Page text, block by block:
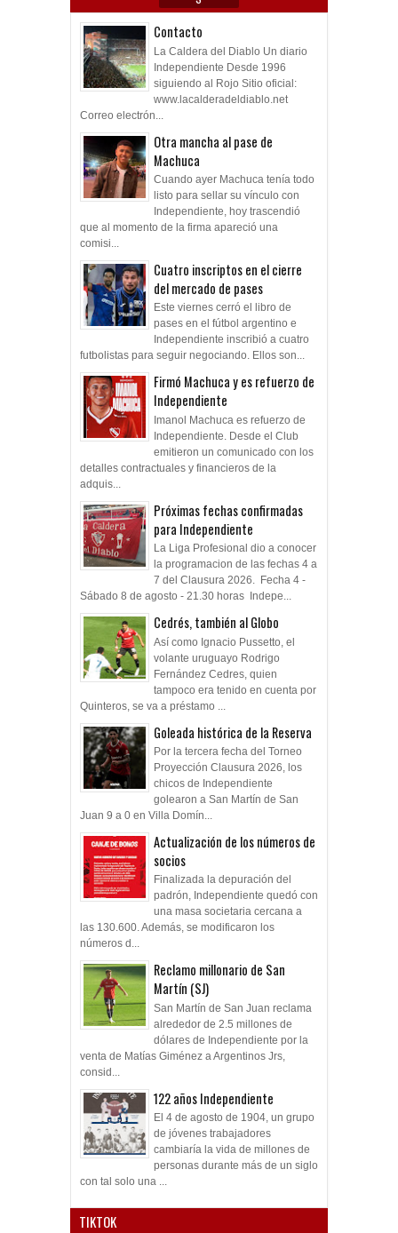
Contacto
La Caldera del Diablo Un diario
Independiente Desde 1996
siguiendo al Rojo Sitio oficial:
www.lacalderadeldiablo.net
Correo electrón...
Otra mancha al pase de
Machuca
Cuando ayer Machuca tenía todo
listo para sellar su vínculo con
Independiente, hoy trascendió
que al momento de la firma apareció una
comisi...
Cuatro inscriptos en el cierre
del mercado de pases
Este viernes cerró el libro de
pases en el fútbol argentino e
Independiente inscribió a cuatro
futbolistas para seguir negociando. Ellos son...
Firmó Machuca y es refuerzo de
Independiente
Imanol Machuca es refuerzo de
Independiente. Desde el Club
emitieron un comunicado con los
detalles contractuales y financieros de la
adquis...
Próximas fechas confirmadas
para Independiente
La Liga Profesional dio a conocer
la programacion de las fechas 4 a
7 del Clausura 2026. Fecha 4 -
Sábado 8 de agosto - 21.30 horas Indepe...
Cedrés, también al Globo
Así como Ignacio Pussetto, el
volante uruguayo Rodrigo
Fernández Cedres, quien
tampoco era tenido en cuenta por
Quinteros, se va a préstamo ...
Goleada histórica de la Reserva
Por la tercera fecha del Torneo
Proyección Clausura 2026, los
chicos de Independiente
golearon a San Martín de San
Juan 9 a 0 en Villa Domín...
Actualización de los números de
socios
Finalizada la depuración del
padrón, Independiente quedó con
una masa societaria cercana a
las 130.600. Además, se modificaron los
números d...
Reclamo millonario de San
Martín (SJ)
San Martín de San Juan reclama
alrededor de 2.5 millones de
dólares de Independiente por la
venta de Matías Giménez a Argentinos Jrs,
consid...
122 años Independiente
El 4 de agosto de 1904, un grupo
de jóvenes trabajadores
cambiaría la vida de millones de
personas durante más de un siglo
con tal solo una ...
TIKTOK